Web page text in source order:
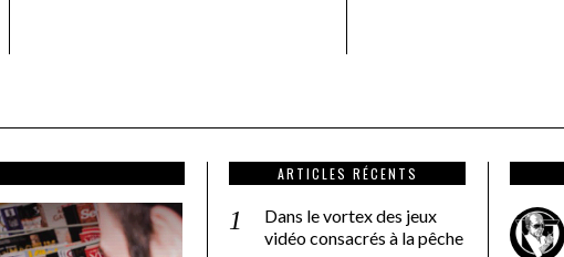
ARTICLES RÉCENTS
Dans le vortex des jeux
vidéo consacrés à la pêche